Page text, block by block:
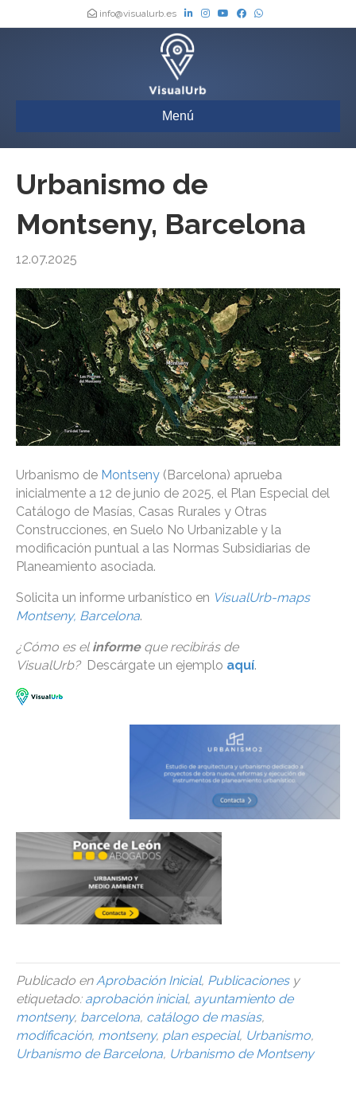
info@visualurb.es
Menú
Urbanismo de
Montseny, Barcelona
12.07.2025
Urbanismo de Montseny (Barcelona) aprueba
inicialmente a 12 de junio de 2025, el Plan Especial del
Catálogo de Masías, Casas Rurales y Otras
Construcciones, en Suelo No Urbanizable y la
modificación puntual a las Normas Subsidiarias de
Planeamiento asociada.
Solicita un informe urbanístico en VisualUrb-maps
Montseny, Barcelona.
¿Cómo es el informe que recibirás de
VisualUrb?Descárgate un ejemplo aquí.
Publicado enAprobación Inicial, Publicacionesy
etiquetado: aprobación inicial, ayuntamiento de
montseny, barcelona, catálogo de masías,
modificación, montseny, plan especial, Urbanismo,
Urbanismo de Barcelona, Urbanismo de Montseny